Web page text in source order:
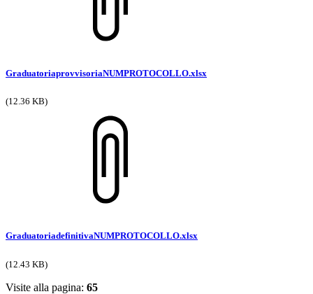
GraduatoriaprovvisoriaNUMPROTOCOLLO.xlsx
(12.36 KB)
GraduatoriadefinitivaNUMPROTOCOLLO.xlsx
(12.43 KB)
Visite alla pagina: 65